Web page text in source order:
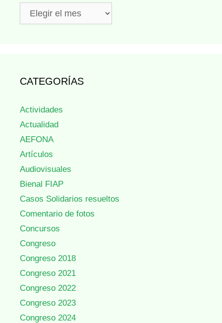
Hemeroteca
CATEGORÍAS
Actividades
Actualidad
AEFONA
Artículos
Audiovisuales
Bienal FIAP
Casos Solidarios resueltos
Comentario de fotos
Concursos
Congreso
Congreso 2018
Congreso 2021
Congreso 2022
Congreso 2023
Congreso 2024